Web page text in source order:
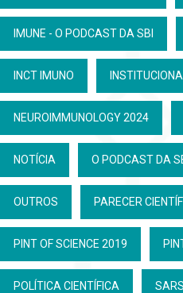
IMUNE - O PODCAST DA SBI
INCT IMUNO
NEUROIMMUNOLOGY 2024
NOTÍCIA O PODCAST DA
OUTROS PARECER
PINT OF SCIENCE 2019
POLÍTICA CIENTÍFICA